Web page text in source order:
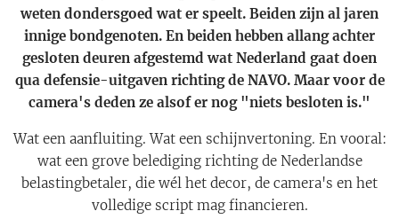
weten dondersgoed wat er speelt. Beiden zijn al jaren
innige bondgenoten. En beiden hebben allang achter
gesloten deuren afgestemd wat Nederland gaat doen
qua defensie-uitgaven richting de NAVO. Maar voor de
camera's deden ze alsof er nog "niets besloten is."
Wat een aanfluiting. Wat een schijnvertoning. En vooral:
wat een grove belediging richting de Nederlandse
belastingbetaler, die wél het decor, de camera's en het
volledige script mag financieren.